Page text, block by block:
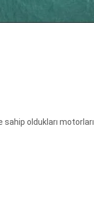
sahip oldukları motorları